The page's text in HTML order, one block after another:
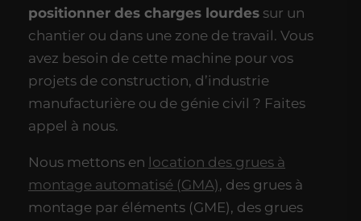
positionner des charges lourdes sur un
chantier ou dans une zone de travail. Vous
avez besoin de cette machine pour vos
projets de construction, d’industrie
manufacturière ou de génie civil ? Faites
appel à nous.
Nous mettons en location des grues à
montage automatisé (GMA), des grues à
montage par éléments (GME), des grues